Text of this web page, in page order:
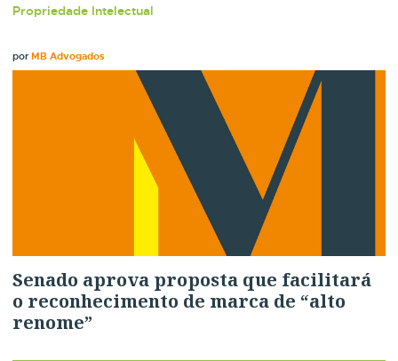
Propriedade Intelectual
porMB Advogados
Senado aprova proposta que facilitará
o reconhecimento de marca de “alto
renome”